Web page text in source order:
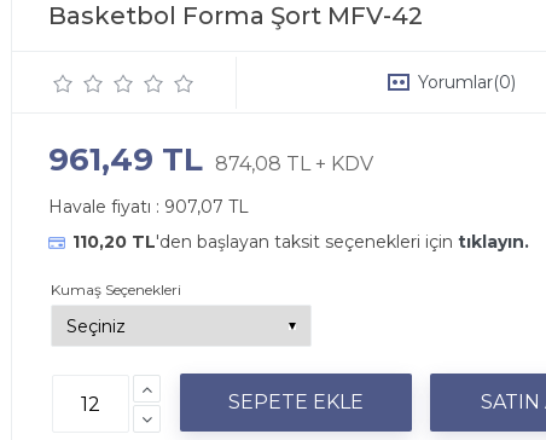
Basketbol Forma Şort MFV-42
Yorumlar(0)
961,49 TL 874,08 TL + KDV
Havale fiyatı : 907,07 TL
110,20 TL'den başlayan taksit seçenekleri için tıklayın.
Kumaş Seçenekleri